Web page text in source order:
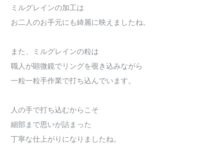
ミルグレインの加工は
お二人のお手元にも綺麗に映えましたね。
また、ミルグレインの粒は
職人が顕微鏡でリングを覗き込みながら
一粒一粒手作業で打ち込んでいます。
人の手で打ち込むからこそ
細部まで思いが詰まった
丁寧な仕上がりになりましたね。